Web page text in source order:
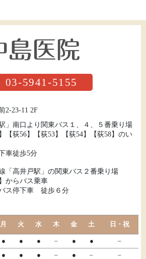
03-5941-5155
2-23-11 2F
」南口より関東バス１、４、５番乗り場
【荻56】【荻53】【荻54】【荻58】のい
車徒歩5分
「高井戸駅」の関東バス２番乗り場
からバス乗車
バス停下車 徒歩６分
月 火 水 木 金 土 日・祝
● ● ● – ● ●
–
● ● ● – ● – –